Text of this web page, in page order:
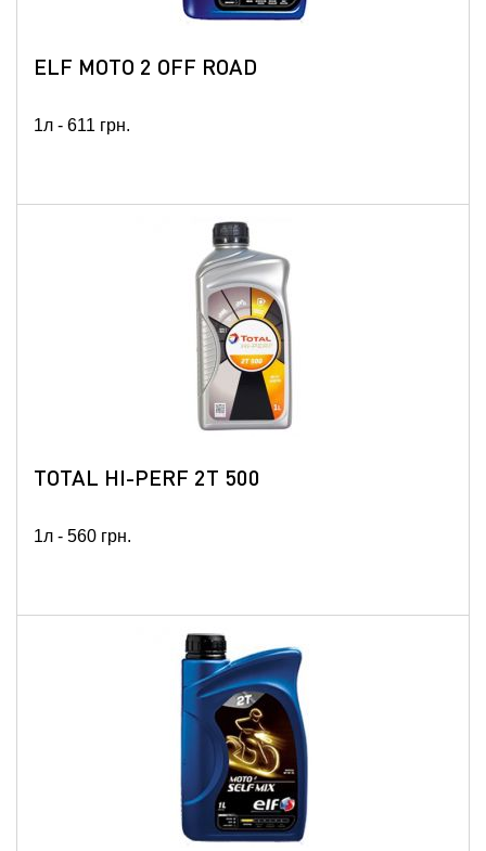
ELF MOTO 2 OFF ROAD
1л - 611 грн.
TOTAL HI-PERF 2T 500
1л - 560 грн.